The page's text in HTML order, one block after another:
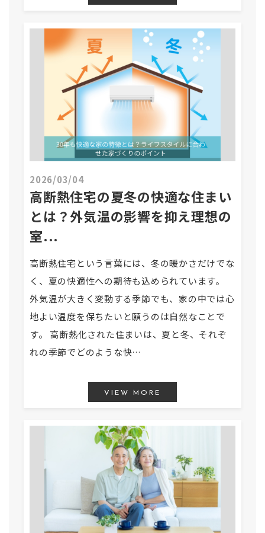
2026/03/04
高断熱住宅の夏冬の快適な住まい
とは？外気温の影響を抑え理想の
室...
高断熱住宅という言葉には、冬の暖かさだけでな
く、夏の快適性への期待も込められています。
外気温が大きく変動する季節でも、家の中では心
地よい温度を保ちたいと願うのは自然なことで
す。 高断熱化された住まいは、夏と冬、それぞ
れの季節でどのような快…
VIEW MORE